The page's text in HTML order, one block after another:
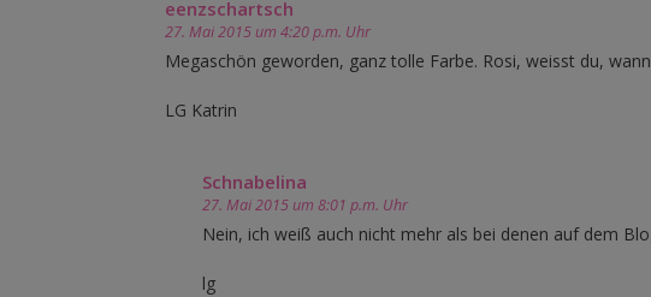
eenzschartsch
27. Mai 2015 um 4:20 p.m. Uhr
Megaschön geworden, ganz tolle Farbe. Rosi, weisst du,
LG Katrin
Schnabelina
27. Mai 2015 um 8:01 p.m. Uhr
Nein, ich weiß auch nicht mehr als bei denen auf dem
lg